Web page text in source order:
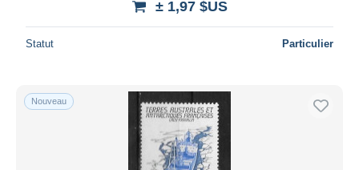
± 1,97 $US
Statut Particulier
Nouveau